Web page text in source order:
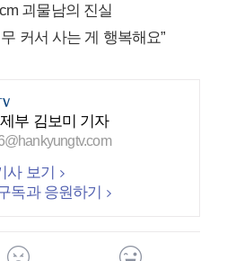
괴물남의 진실
커서 사는 게 행복해요”
부 김보미 기자
사 보기
독과 응원하기